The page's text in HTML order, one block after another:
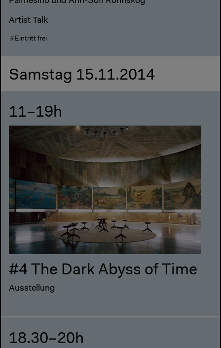
Artist Talk
Eintritt frei
Samstag 15.11.2014
11–19h
#4 The Dark Abyss of Time
Ausstellung
18.30–20h